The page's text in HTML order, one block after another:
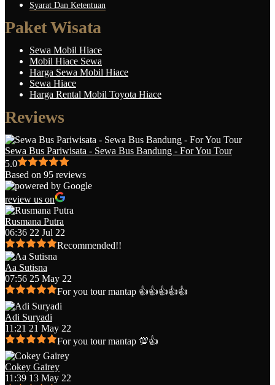
Syarat Dan Ketentuan
Paket Wisata
Sewa Mobil Hiace
Mobil Hiace Sewa
Harga Sewa Mobil Hiace
Sewa Hiace
Harga Rental Mobil Toyota Hiace
Reviews
Sewa Bus Pariwisata - Sewa Bus Bandung - For You Tour
5.0
Based on 95 reviews
review us on
Rusmana Putra
06:36 22 Jul 22
Recommended!!
Aa Sutisna
07:56 25 May 22
For you tour mantap 👍👍👍👍👍
Adi Suryadi
11:21 21 May 22
For you tour mantap 💯👍
Cokey Gairey
11:39 13 May 22